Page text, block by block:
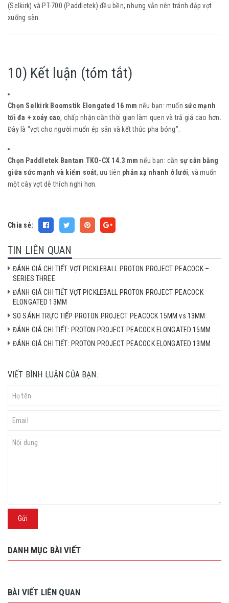
(Selkirk) và PT-700 (Paddletek) đều bền, nhưng vẫn nên tránh đập vợt
xuống sàn.
10) Kết luận (tóm tắt)
Chọn Selkirk Boomstik Elongated 16 mm nếu bạn: muốn sức mạnh
tối đa + xoáy cao, chấp nhận cần thời gian làm quen và trả giá cao hơn.
Đây là “vợt cho người muốn ép sân và kết thúc pha bóng”.
Chọn Paddletek Bantam TKO-CX 14.3 mm nếu bạn: cần sự cân bằng
giữa sức mạnh và kiểm soát, ưu tiên phản xạ nhanh ở lưới, và muốn
một cây vợt dễ thích nghi hơn.
Chia sẻ:
TIN LIÊN QUAN
ĐÁNH GIÁ CHI TIẾT VỢT PICKLEBALL PROTON PROJECT PEACOCK –
SERIES THREE
ĐÁNH GIÁ CHI TIẾT VỢT PICKLEBALL PROTON PROJECT PEACOCK
ELONGATED 13MM
SO SÁNH TRỰC TIẾP PROTON PROJECT PEACOCK 15MM vs 13MM
ĐÁNH GIÁ CHI TIẾT: PROTON PROJECT PEACOCK ELONGATED 15MM
ĐÁNH GIÁ CHI TIẾT: PROTON PROJECT PEACOCK ELONGATED 13MM
VIẾT BÌNH LUẬN CỦA BẠN:
Gửi
DANH MỤC BÀI VIẾT
BÀI VIẾT LIÊN QUAN